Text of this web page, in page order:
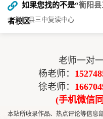
如果您找的不是“衡阳
者校区
衡阳县三中复读中心
老师一对
杨老师：
徐老师：
(手机微信
本站所收录作品、热点评论等信息